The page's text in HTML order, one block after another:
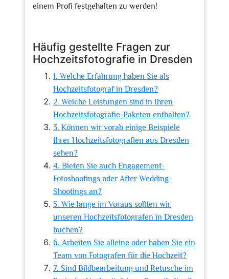
einem Profi festgehalten zu werden!
Häufig gestellte Fragen zur
Hochzeitsfotografie in Dresden
1. Welche Erfahrung haben Sie als
Hochzeitsfotograf in Dresden?
2. Welche Leistungen sind in Ihren
Hochzeitsfotografie-Paketen enthalten?
3. Können wir vorab einige Beispiele
Ihrer Hochzeitsfotografien aus Dresden
sehen?
4. Bieten Sie auch Engagement-
Fotoshootings oder After-Wedding-
Shootings an?
5. Wie lange im Voraus sollten wir
unseren Hochzeitsfotografen in Dresden
buchen?
6. Arbeiten Sie alleine oder haben Sie ein
Team von Fotografen für die Hochzeit?
7. Sind Bildbearbeitung und Retusche im